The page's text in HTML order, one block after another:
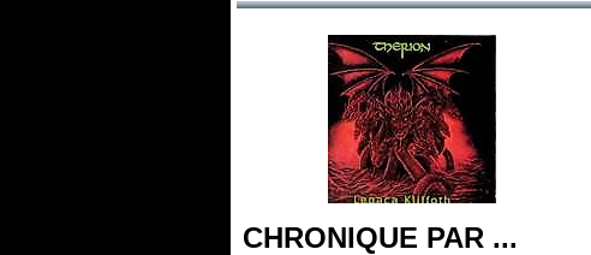
CHRONIQUE PAR ...